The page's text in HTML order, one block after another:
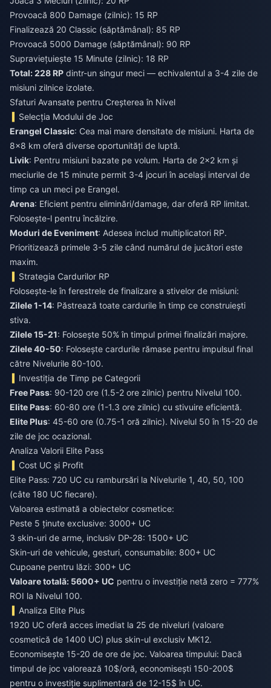
Provoacă 800 Damage (zilnic): 15 RP
Finalizează 20 Classic (săptămânal): 85 RP
Provoacă 5000 Damage (săptămânal): 90 RP
Supraviețuiește 15 Minute (zilnic): 18 RP
Total: 228 RP dintr-un singur meci — echivalentul a 3-4 zile de
misiuni zilnice izolate.
Sfaturi Avansate pentru Creșterea în Nivel
Selecția Modului de Joc
Erangel Classic: Cea mai mare densitate de misiuni. Harta de
8x8 km oferă diverse oportunități de luptă.
Livik: Pentru misiuni bazate pe volum. Harta de 2x2 km și
meciurile de 15 minute permit 3-4 jocuri în același interval de
timp ca un meci pe Erangel.
Arena: Eficient pentru eliminări/damage, dar oferă RP limitat.
Folosește-l pentru încălzire.
Moduri de Eveniment: Adesea includ multiplicatori RP.
Prioritizează primele 3-5 zile când numărul de jucători este
maxim.
Strategia Cardurilor RP
Folosește-le în ferestrele de finalizare a stivelor de misiuni:
Zilele 1-14: Păstrează toate cardurile în timp ce construiești
stiva.
Zilele 15-21: Folosește 50% în timpul primei finalizări majore.
Zilele 40-50: Folosește cardurile rămase pentru impulsul final
către Nivelurile 80-100.
Investiția de Timp pe Categorii
Free Pass: 90-120 ore (1.5-2 ore zilnic) pentru Nivelul 100.
Elite Pass: 60-80 ore (1-1.3 ore zilnic) cu stivuire eficientă.
Elite Plus: 45-60 ore (0.75-1 oră zilnic). Nivelul 50 în 15-20 de
zile de joc ocazional.
Analiza Valorii Elite Pass
Cost UC și Profit
Elite Pass: 720 UC cu rambursări la Nivelurile 1, 40, 50, 100
(câte 180 UC fiecare).
Valoarea estimată a obiectelor cosmetice:
Peste 5 ținute exclusive: 3000+ UC
3 skin-uri de arme, inclusiv DP-28: 1500+ UC
Skin-uri de vehicule, gesturi, consumabile: 800+ UC
Cupoane pentru lăzi: 300+ UC
Valoare totală: 5600+ UC pentru o investiție netă zero = 777%
ROI la Nivelul 100.
Analiza Elite Plus
1920 UC oferă acces imediat la 25 de niveluri (valoare
cosmetică de 1400 UC) plus skin-ul exclusiv MK12.
Economisește 15-20 de ore de joc. Valoarea timpului: Dacă
timpul de joc valorează 10$/oră, economisești 150-200$
pentru o investiție suplimentară de 12-15$ în UC.